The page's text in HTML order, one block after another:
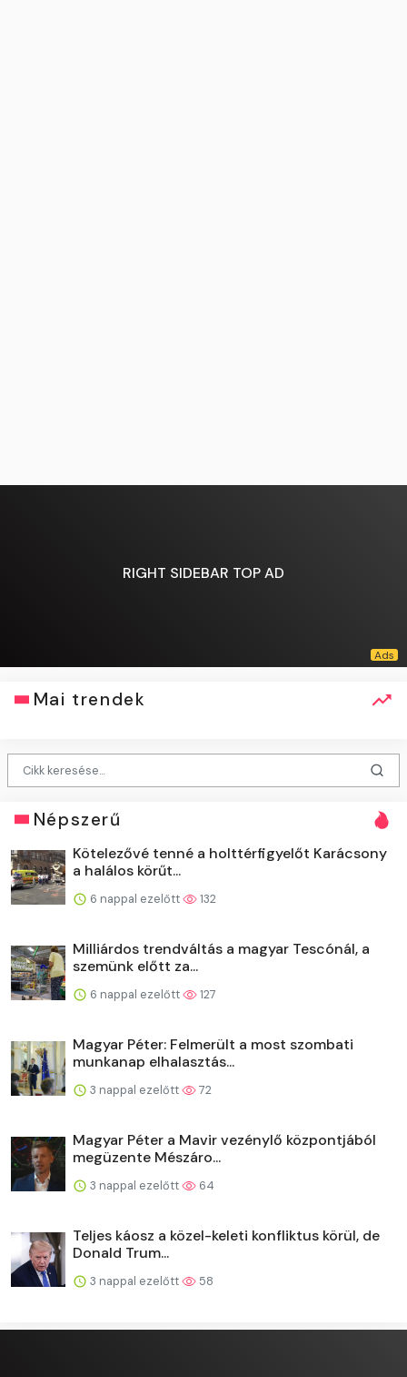
RIGHT SIDEBAR TOP AD
Mai trendek
Népszerű
Kötelezővé tenné a holttérfigyelőt Karácsony
a halálos körűt...
6 nappal ezelőtt 132
Milliárdos trendváltás a magyar Tescónál, a
szemünk előtt za...
6 nappal ezelőtt 127
Magyar Péter: Felmerült a most szombati
munkanap elhalasztás...
3 nappal ezelőtt 72
Magyar Péter a Mavir vezénylő központjából
megüzente Mészáro...
3 nappal ezelőtt 64
Teljes káosz a közel-keleti konfliktus körül, de
Donald Trum...
3 nappal ezelőtt 58